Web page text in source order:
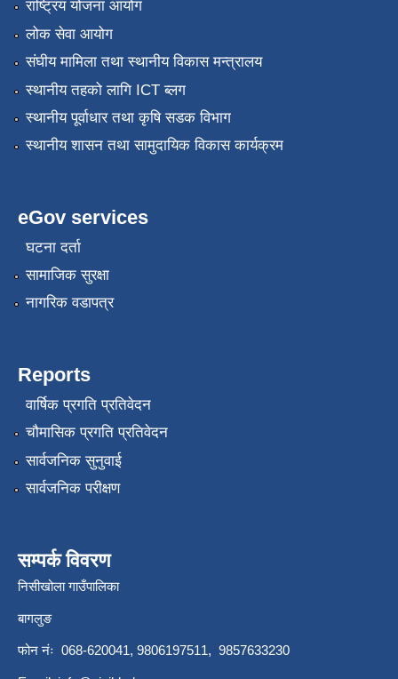
राष्ट्रिय योजना आयोग
लोक सेवा आयोग
संघीय मामिला तथा स्थानीय विकास मन्त्रालय
स्थानीय तहको लागि ICT ब्लग
स्थानीय पूर्वाधार तथा कृषि सडक विभाग
स्थानीय शासन तथा सामुदायिक विकास कार्यक्रम
eGov services
घटना दर्ता
सामाजिक सुरक्षा
नागरिक वडापत्र
Reports
वार्षिक प्रगति प्रतिवेदन
चौमासिक प्रगति प्रतिवेदन
सार्वजनिक सुनुवाई
सार्वजनिक परीक्षण
सम्पर्क विवरण
निसीखोला गाउँपालिका
बागलुङ
फोन नंः 068-620041, 9806197511, 9857633230